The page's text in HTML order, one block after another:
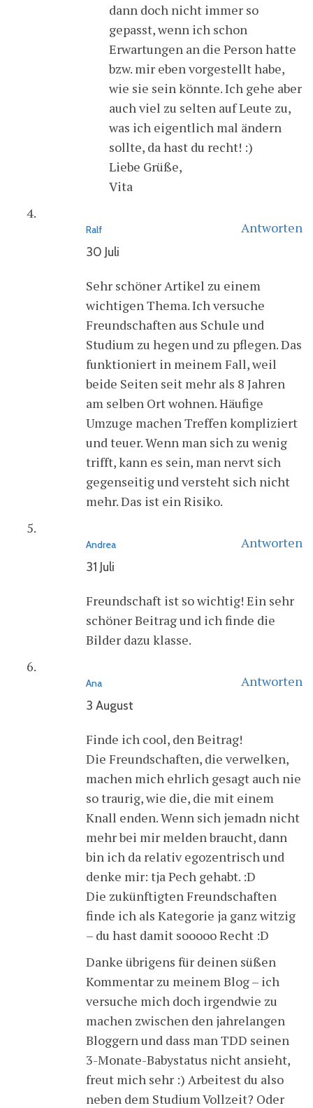
dann doch nicht immer so
gepasst, wenn ich schon
Erwartungen an die Person hatte
bzw. mir eben vorgestellt habe,
wie sie sein könnte. Ich gehe aber
auch viel zu selten auf Leute zu,
was ich eigentlich mal ändern
sollte, da hast du recht! :)
Liebe Grüße,
Vita
Ralf
30 Juli
Antworten
Sehr schöner Artikel zu einem
wichtigen Thema. Ich versuche
Freundschaften aus Schule und
Studium zu hegen und zu pflegen. Das
funktioniert in meinem Fall, weil
beide Seiten seit mehr als 8 Jahren
am selben Ort wohnen. Häufige
Umzuge machen Treffen kompliziert
und teuer. Wenn man sich zu wenig
trifft, kann es sein, man nervt sich
gegenseitig und versteht sich nicht
mehr. Das ist ein Risiko.
Andrea
31 Juli
Antworten
Freundschaft ist so wichtig! Ein sehr
schöner Beitrag und ich finde die
Bilder dazu klasse.
Ana
3 August
Antworten
Finde ich cool, den Beitrag!
Die Freundschaften, die verwelken,
machen mich ehrlich gesagt auch nie
so traurig, wie die, die mit einem
Knall enden. Wenn sich jemadn nicht
mehr bei mir melden braucht, dann
bin ich da relativ egozentrisch und
denke mir: tja Pech gehabt. :D
Die zukünftigten Freundschaften
finde ich als Kategorie ja ganz witzig
– du hast damit sooooo Recht :D
Danke übrigens für deinen süßen
Kommentar zu meinem Blog – ich
versuche mich doch irgendwie zu
machen zwischen den jahrelangen
Bloggern und dass man TDD seinen
3-Monate-Babystatus nicht ansieht,
freut mich sehr :) Arbeitest du also
neben dem Studium Vollzeit? Oder